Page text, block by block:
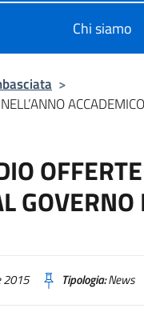
Chi siamo
>
2015 Tipologia:News